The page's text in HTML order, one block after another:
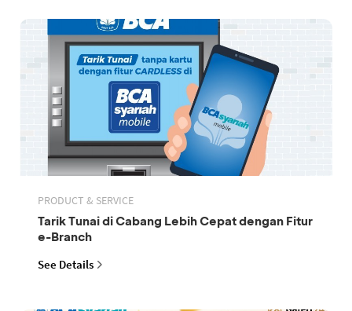
PRODUCT & SERVICE
Tarik Tunai di Cabang Lebih Cepat dengan Fitur
e-Branch
See Details